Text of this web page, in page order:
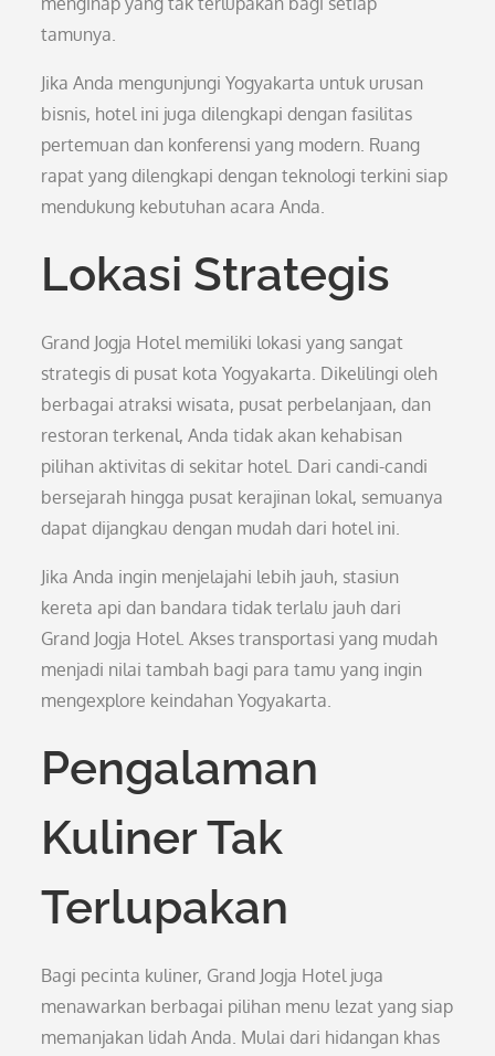
tamunya.
Jika Anda mengunjungi Yogyakarta untuk urusan
bisnis, hotel ini juga dilengkapi dengan fasilitas
pertemuan dan konferensi yang modern. Ruang
rapat yang dilengkapi dengan teknologi terkini siap
mendukung kebutuhan acara Anda.
Lokasi Strategis
Grand Jogja Hotel memiliki lokasi yang sangat
strategis di pusat kota Yogyakarta. Dikelilingi oleh
berbagai atraksi wisata, pusat perbelanjaan, dan
restoran terkenal, Anda tidak akan kehabisan
pilihan aktivitas di sekitar hotel. Dari candi-candi
bersejarah hingga pusat kerajinan lokal, semuanya
dapat dijangkau dengan mudah dari hotel ini.
Jika Anda ingin menjelajahi lebih jauh, stasiun
kereta api dan bandara tidak terlalu jauh dari
Grand Jogja Hotel. Akses transportasi yang mudah
menjadi nilai tambah bagi para tamu yang ingin
mengexplore keindahan Yogyakarta.
Pengalaman
Kuliner Tak
Terlupakan
Bagi pecinta kuliner, Grand Jogja Hotel juga
menawarkan berbagai pilihan menu lezat yang siap
memanjakan lidah Anda. Mulai dari hidangan khas